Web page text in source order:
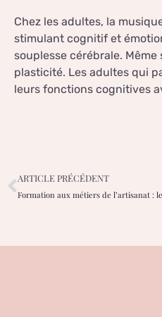
Chez les adultes, la
stimulant cognitif et
souplesse cérébrale.
plasticité. Les adultes qui
leurs fonctions cognitives
ARTICLE PRÉCÉDENT
Formation aux métiers de l’artisanat :